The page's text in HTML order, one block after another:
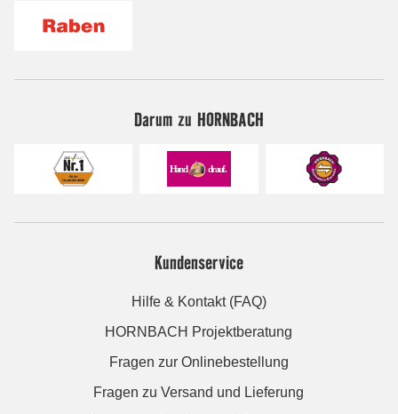
Darum zu HORNBACH
Kundenservice
Hilfe & Kontakt (FAQ)
HORNBACH Projektberatung
Fragen zur Onlinebestellung
Fragen zu Versand und Lieferung